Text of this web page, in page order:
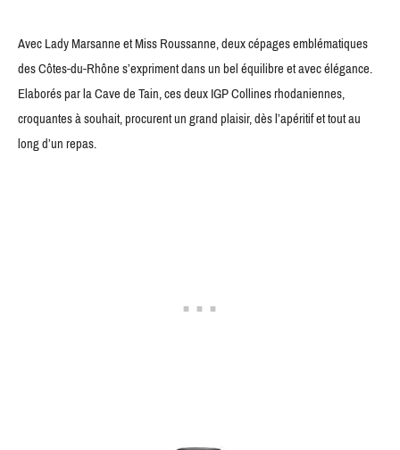
Avec Lady Marsanne et Miss Roussanne, deux cépages emblématiques
des Côtes-du-Rhône s’expriment dans un bel équilibre et avec élégance.
Elaborés par la Cave de Tain, ces deux IGP Collines rhodaniennes,
croquantes à souhait, procurent un grand plaisir, dès l’apéritif et tout au
long d’un repas.